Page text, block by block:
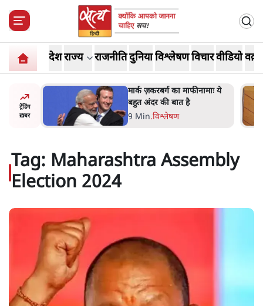
देशराज्य राजनीतिदुनियाविश्लेषणविचारवीडियो
ट्रेंडिंग
ख़बर
महुआ मोइत्रा से SC ने कहा- ' अंडों
से क्यों डरती हैं? स्वतंत्रता सेनानी
सीने पर गोली खाते थे'
4 Min.देश
Tag: Maharashtra Assembly
Election 2024